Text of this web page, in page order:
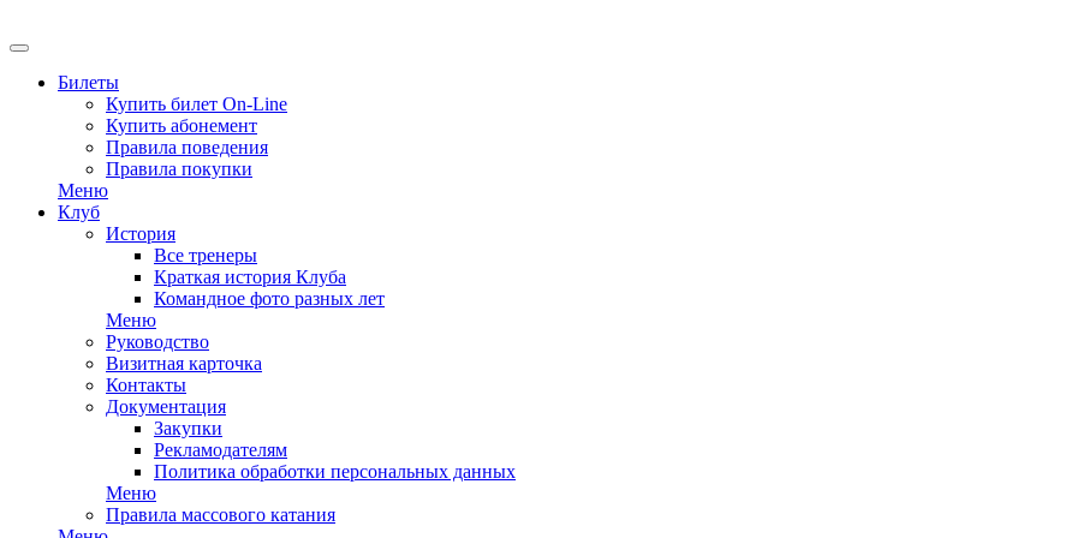
Билеты
Купить билет On-Line
Купить абонемент
Правила поведения
Правила покупки
Меню
Клуб
История
Все тренеры
Краткая история Клуба
Командное фото разных лет
Меню
Руководство
Визитная карточка
Контакты
Документация
Закупки
Рекламодателям
Политика обработки персональных данных
Меню
Правила массового катания